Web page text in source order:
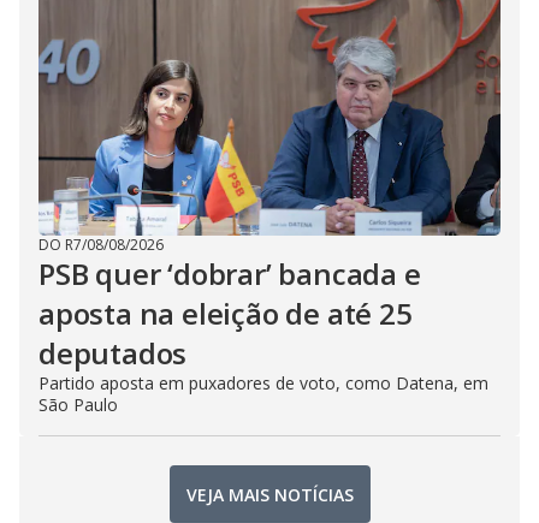
DO R7/08/08/2026
PSB quer ‘dobrar’ bancada e
aposta na eleição de até 25
deputados
Partido aposta em puxadores de voto, como Datena, em
São Paulo
VEJA MAIS NOTÍCIAS